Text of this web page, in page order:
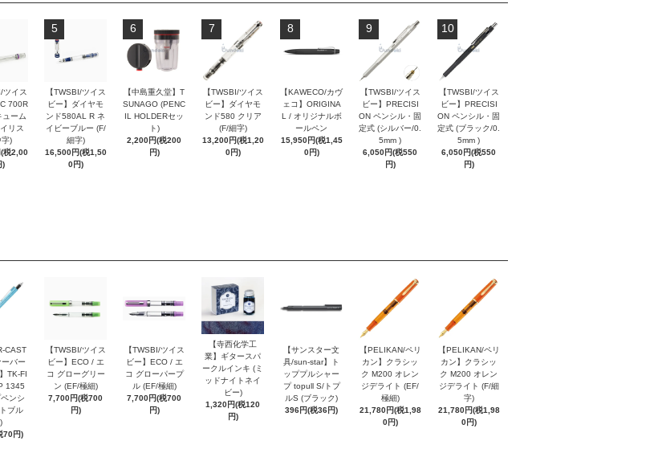
ツイス
700R
ューム
リス
字)
税2,00
)
5
【TWSBI/ツイス
ビー】ダイヤモ
ンド580AL R ネ
イビーブルー (F/
細字)
16,500円(税1,50
0円)
6
【中島重久堂】T
SUNAGO (PENC
IL HOLDERセッ
ト)
2,200円(税200
円)
7
【TWSBI/ツイス
ビー】ダイヤモ
ンド580 クリア
(F/細字)
13,200円(税1,20
0円)
8
【KAWECO/カヴ
ェコ】ORIGINA
L / オリジナルボ
ールペン
15,950円(税1,45
0円)
9
【TWSBI/ツイス
ビー】PRECISI
ON ペンシル・固
定式 (シルバー/0.
5mm )
6,050円(税550
円)
10
【TWSBI/ツイス
ビー】PRECISI
ON ペンシル・固
定式 (ブラック/0.
5mm )
6,050円(税550
円)
CAST
バー
TK-FI
1345
ンシ
ブル
70円)
【TWSBI/ツイス
ビー】ECO / エ
コ グローグリー
ン (EF/極細)
7,700円(税700
円)
【TWSBI/ツイス
ビー】ECO / エ
コ グローパープ
ル (EF/極細)
7,700円(税700
円)
【寺西化学工
業】ギタースパ
ークルインキ (ミ
ッドナイトネイ
ビー)
1,320円(税120
円)
【サンスター文
具/sun-star】ト
ッププルシャー
プ topull S/トプ
ルS (ブラック)
396円(税36円)
【PELIKAN/ペリ
カン】クラシッ
ク M200 オレン
ジデライト (EF/
極細)
21,780円(税1,98
0円)
【PELIKAN/ペリ
カン】クラシッ
ク M200 オレン
ジデライト (F/細
字)
21,780円(税1,98
0円)